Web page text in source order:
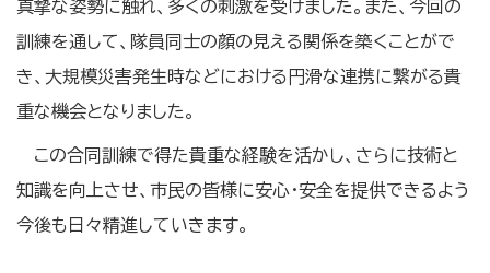
真摯な姿勢に触れ、多くの刺激を受けました。また、今回の
訓練を通して、隊員同士の顔の見える関係を築くことがで
き、大規模災害発生時などにおける円滑な連携に繋がる貴
重な機会となりました。
この合同訓練で得た貴重な経験を活かし、さらに技術と
知識を向上させ、市民の皆様に安心・安全を提供できるよう
今後も日々精進していきます。